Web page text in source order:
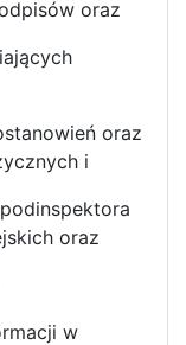
oraz
oraz
i
oraz
w